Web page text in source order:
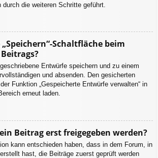
die weiteren Schritte geführt.
Schaltfläche beim
Entwürfe speichern und zu einem
und absenden. Den gesicherten
Funktion „Gespeicherte Entwürfe verwalten“ in
erneut laden.
Beitrag erst freigegeben werden?
kann entschieden haben, dass in dem Forum, in
hast, die Beiträge zuerst geprüft werden